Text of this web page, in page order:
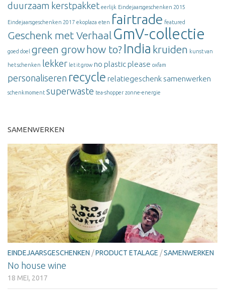
duurzaam kerstpakket eerlijk Eindejaarsgeschenken 2015
Eindejaarsgeschenken 2017 ekoplaza eten fairtrade featured
Geschenk met Verhaal GmV-collectie
goed doel green grow how to? India kruiden kunst van
het schenken lekker let it grow no plastic please oxfam
personaliseren recycle relatiegeschenk samenwerken
schenkmoment superwaste tea-shopper zonne-energie
SAMENWERKEN
EINDEJAARSGESCHENKEN /PRODUCT ETALAGE /SAMENWERKEN
No house wine
18 MEI, 2017